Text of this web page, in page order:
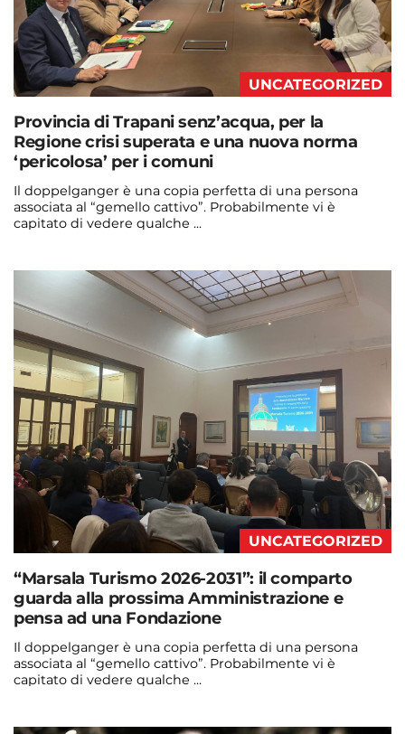
UNCATEGORIZED
Provincia di Trapani senz’acqua, per la
Regione crisi superata e una nuova norma
‘pericolosa’ per i comuni
Il doppelganger è una copia perfetta di una persona
associata al “gemello cattivo”. Probabilmente vi è
capitato di vedere qualche ...
admin@admin.com 3 days fa
UNCATEGORIZED
“Marsala Turismo 2026-2031”: il comparto
guarda alla prossima Amministrazione e
pensa ad una Fondazione
Il doppelganger è una copia perfetta di una persona
associata al “gemello cattivo”. Probabilmente vi è
capitato di vedere qualche ...